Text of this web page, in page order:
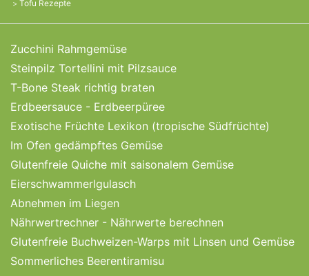
Tofu Rezepte
Zucchini Rahmgemüse
Steinpilz Tortellini mit Pilzsauce
T-Bone Steak richtig braten
Erdbeersauce - Erdbeerpüree
Exotische Früchte Lexikon (tropische Südfrüchte)
Im Ofen gedämpftes Gemüse
Glutenfreie Quiche mit saisonalem Gemüse
Eierschwammerlgulasch
Abnehmen im Liegen
Nährwertrechner - Nährwerte berechnen
Glutenfreie Buchweizen-Warps mit Linsen und Gemüse
Sommerliches Beerentiramisu